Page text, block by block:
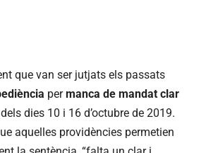
que van ser jutjats els passats
permanca de mandat clar
dels dies 10 i 16 d’octubre de 2019.
aquelles providències permetien